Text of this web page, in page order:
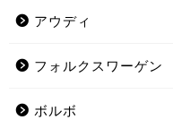
アウディ
フォルクスワーゲン
ボルボ